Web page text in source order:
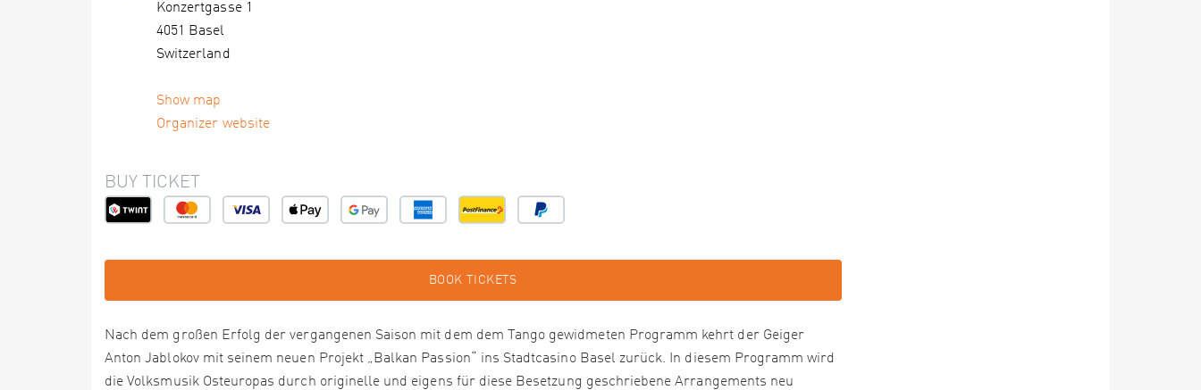
Konzertgasse 1
4051 Basel
Switzerland
Show map
Organizer website
BUY TICKET
BOOK TICKETS
Nach dem großen Erfolg der vergangenen Saison mit dem dem Tango gewidmeten Programm kehrt der Geiger
Anton Jablokov mit seinem neuen Projekt „Balkan Passion“ ins Stadtcasino Basel zurück. In diesem Programm wird
die Volksmusik Osteuropas durch originelle und eigens für diese Besetzung geschriebene Arrangements neu